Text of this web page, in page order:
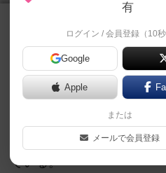
4/10
まぁ、ぶっちゃけ、◯ャプ
他のカードタワーゲーム
ッズ向けなので、ルール
ている。
有
ログイン / 会員登録（10秒
Google
Apple
または
メールで会員登録